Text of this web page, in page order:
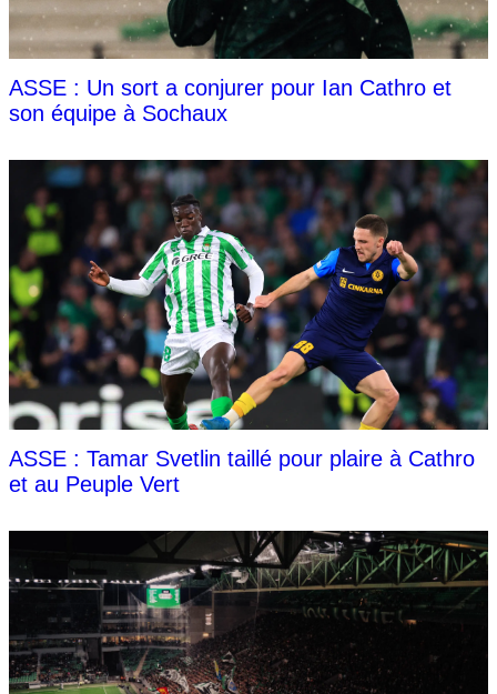
ASSE : Un sort a conjurer pour Ian Cathro et
son équipe à Sochaux
ASSE : Tamar Svetlin taillé pour plaire à Cathro
et au Peuple Vert